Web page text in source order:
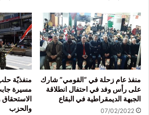
منفذ عام زحلة في “القومي” شارك
على رأس وفد في احتفال انطلاقة
الجبهة الديمقراطية في البقاع
07/02/2022
منفذيّة
مسيرة
والحزب